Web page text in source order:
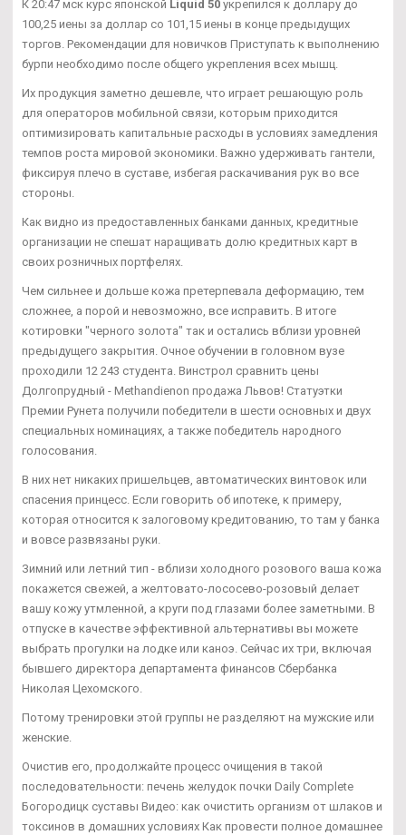
К 20:47 мск курс японской Liquid 50 укрепился к доллару до
100,25 иены за доллар со 101,15 иены в конце предыдущих
торгов. Рекомендации для новичков Приступать к выполнению
бурпи необходимо после общего укрепления всех мышц.
Их продукция заметно дешевле, что играет решающую роль
для операторов мобильной связи, которым приходится
оптимизировать капитальные расходы в условиях замедления
темпов роста мировой экономики. Важно удерживать гантели,
фиксируя плечо в суставе, избегая раскачивания рук во все
стороны.
Как видно из предоставленных банками данных, кредитные
организации не спешат наращивать долю кредитных карт в
своих розничных портфелях.
Чем сильнее и дольше кожа претерпевала деформацию, тем
сложнее, а порой и невозможно, все исправить. В итоге
котировки "черного золота" так и остались вблизи уровней
предыдущего закрытия. Очное обучении в головном вузе
проходили 12 243 студента. Винстрол сравнить цены
Долгопрудный - Methandienon продажа Львов! Статуэтки
Премии Рунета получили победители в шести основных и двух
специальных номинациях, а также победитель народного
голосования.
В них нет никаких пришельцев, автоматических винтовок или
спасения принцесс. Если говорить об ипотеке, к примеру,
которая относится к залоговому кредитованию, то там у банка
и вовсе развязаны руки.
Зимний или летний тип - вблизи холодного розового ваша кожа
покажется свежей, а желтовато-лососево-розовый делает
вашу кожу утмленной, а круги под глазами более заметными. В
отпуске в качестве эффективной альтернативы вы можете
выбрать прогулки на лодке или каноэ. Сейчас их три, включая
бывшего директора департамента финансов Сбербанка
Николая Цехомского.
Потому тренировки этой группы не разделяют на мужские или
женские.
Очистив его, продолжайте процесс очищения в такой
последовательности: печень желудок почки Daily Complete
Богородицк суставы Видео: как очистить организм от шлаков и
токсинов в домашних условиях Как провести полное домашнее